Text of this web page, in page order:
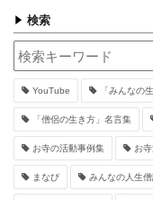
検索
YouTube 「みんなの
「僧侶の生き方」名言集
お寺の活動事例集 お
まなび みんなの人生僧